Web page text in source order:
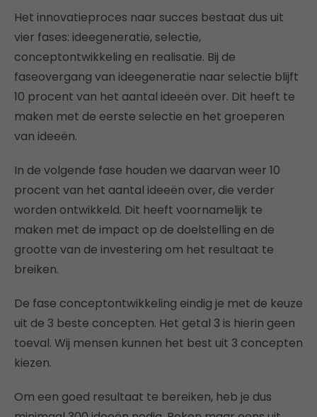
Het innovatieproces naar succes bestaat dus uit
vier fases: ideegeneratie, selectie,
conceptontwikkeling en realisatie. Bij de
faseovergang van ideegeneratie naar selectie blijft
10 procent van het aantal ideeën over. Dit heeft te
maken met de eerste selectie en het groeperen
van ideeën.
In de volgende fase houden we daarvan weer 10
procent van het aantal ideeën over, die verder
worden ontwikkeld. Dit heeft voornamelijk te
maken met de impact op de doelstelling en de
grootte van de investering om het resultaat te
breiken.
De fase conceptontwikkeling eindig je met de keuze
uit de 3 beste concepten. Het getal 3 is hierin geen
toeval. Wij mensen kunnen het best uit 3 concepten
kiezen.
Om een goed resultaat te bereiken, heb je dus